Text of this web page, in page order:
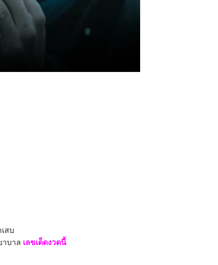
สบ
บาล เลขเด็ดงวดนี้